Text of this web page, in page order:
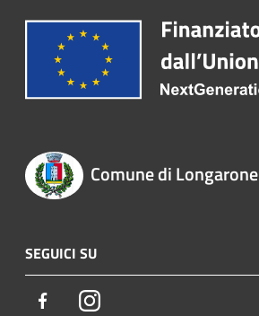
Comune di Longarone
SEGUICI SU
FacebookInstagram